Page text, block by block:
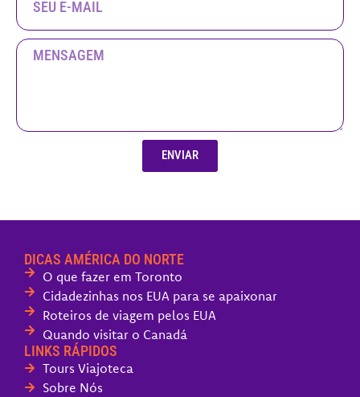
ENVIAR
DICAS AMÉRICA DO NORTE
O que fazer em Toronto
Cidadezinhas nos EUA para se apaixonar
Roteiros de viagem pelos EUA
Quando visitar o Canadá
LINKS RÁPIDOS
Tours Viajoteca
Sobre Nós